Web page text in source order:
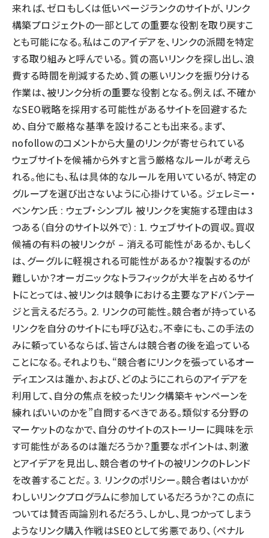
来れば、ゼロもしくは低いページランクのサイトが、リンク
構築プロジェクトの一部としての重要な役割を取り戻すこ
とも可能になる。私はこのアイデアを、リンクの派閥を特定
する取り組みと呼んでいる。 質の高いリンクを探し出し、浪
費する時間を削減するため、質の悪いリンクを振り分ける
作業は、被リンク分析の重要な役割となる。例えば、不確か
なSEO戦略を採用する可能性があるサイトを回避するた
め、自分で厳格な基準を設けることも出来る。まず、
nofollowのコメントから大量のリンクが寄せられている
ウェブサイトを候補から外すと言う厳格なルールが考えら
れる。他にも、私は具体的なルールを用いているが、特定の
グループを選び出さないように心掛けている。 ジェレミー・
ベンケン氏 : ウェブ・シンプル 被リンクを実施する理由は3
つある（自分のサイト以外で）: 1. ウェブサイトの買収。買収
候補の有料の被リンクが – 消える可能性があるか、もしく
は、グーグルに軽視される可能性があるか？複製するのが
難しいか？オーガニックなトラフィックが大半を占めるサイ
トにとっては、被リンクは競争における主要なアドバンテー
ジと言えるだろう。 2. リンクの可能性。競合者が持っている
リンクを自分のサイトにも呼び込む。不幸にも、この手法の
みに頼っているならば、皆さんは競合者の後を追っている
ことになる。それよりも、“競合者にリンクを張っているオー
ディエンスは誰か、および、どのようにこれらのアイデアを
利用して、自分の焦点を絞ったリンク構築キャンペーンを
練ればいいのかを”自問するべきである。類似する分野の
マーケットのなかで、自分のサイトのストーリーに興味を示
す可能性があるのは誰だろうか？重要なポイントは、刺激
とアイデアを見出し、競合者のサイトの被リンクのトレンド
を改善することだ。 3. リンクのポリシー。競合者はいかが
わしいリンクプログラムに参加しているだろうか？この点に
ついては賛否両論別れるだろう、しかし、見つかってしまう
ようなリンク購入作戦はSEOとして劣悪であり、（ペナル